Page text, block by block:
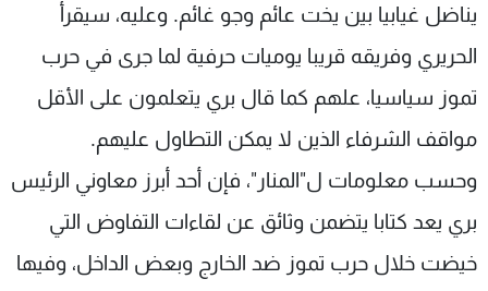
يناضل غيابيا بين يخت عائم وجو غائم. وعليه، سيقرأ
الحريري وفريقه قريبا يوميات حرفية لما جرى في حرب
تموز سياسيا، علهم كما قال بري يتعلمون على الأقل
مواقف الشرفاء الذين لا يمكن التطاول عليهم.
وحسب معلومات ل"المنار"، فإن أحد أبرز معاوني الرئيس
بري يعد كتابا يتضمن وثائق عن لقاءات التفاوض التي
خيضت خلال حرب تموز ضد الخارج وبعض الداخل، وفيها